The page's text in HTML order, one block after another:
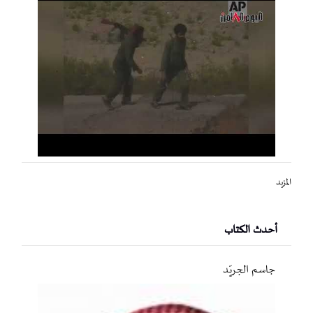
المزيد
أحدث الكتاب
جاسم الجريّد